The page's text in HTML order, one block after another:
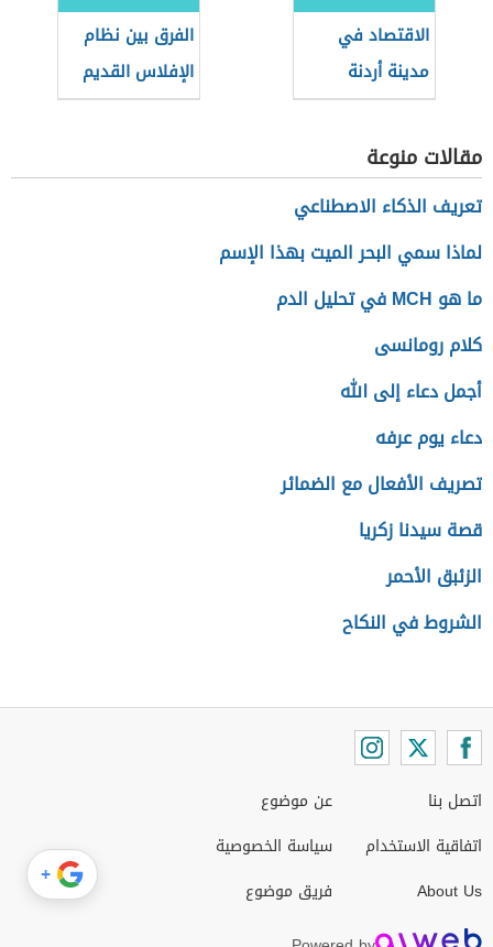
الاقتصاد في
مدينة أردنة
الفرق بين نظام
الإفلاس القديم
والجديد السعودي
مقالات منوعة
تعريف الذكاء الاصطناعي
لماذا سمي البحر الميت بهذا الإسم
ما هو MCH في تحليل الدم
كلام رومانسى
أجمل دعاء إلى الله
دعاء يوم عرفه
تصريف الأفعال مع الضمائر
قصة سيدنا زكريا
الزئبق الأحمر
الشروط في النكاح
اتصل بنا
اتفاقية الاستخدام
About Us
عن موضوع
سياسة الخصوصية
فريق موضوع
+